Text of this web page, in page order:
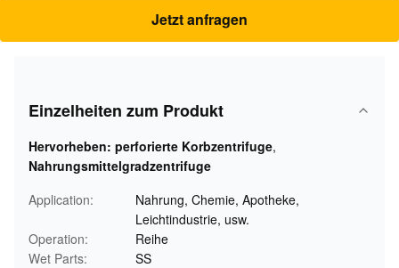
Jetzt anfragen
Einzelheiten zum Produkt
Hervorheben: perforierte Korbzentrifuge,
Nahrungsmittelgradzentrifuge
Application:
Nahrung, Chemie, Apotheke,
Leichtindustrie, usw.
Operation:
Reihe
Wet Parts:
SS